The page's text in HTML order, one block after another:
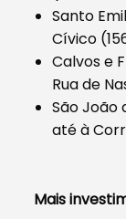
Santo
Cívico
Calvos e
Rua de
São João
até à
Mais